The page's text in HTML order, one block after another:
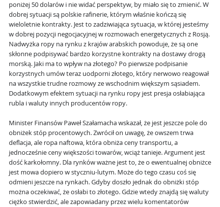
poniżej 50 dolarów i nie widać perspektyw, by miało się to zmienić. W
dobrej sytuacji są polskie rafinerie, którym właśnie kończą się
wieloletnie kontrakty. Jest to zadziwiająca sytuacja, w której jesteśmy
w dobrej pozycji negocjacyjnej w rozmowach energetycznych z Rosją.
Nadwyżka ropy na rynku z krajów arabskich powoduje, że są one
skłonne podpisywać bardzo korzystne kontrakty na dostawy drogą
morską. Jaki ma to wpływ na złotego? Po pierwsze podpisanie
korzystnych umów teraz uodporni złotego, który nerwowo reagował
na wszystkie trudne rozmowy ze wschodnim większym sąsiadem.
Dodatkowym efektem sytuacji na rynku ropy jest presja osłabiająca
rubla i waluty innych producentów ropy.
Minister Finansów Paweł Szałamacha wskazał, że jest jeszcze pole do
obniżek stóp procentowych. Zwrócił on uwagę, że owszem trwa
deflacja, ale ropa naftowa, która obniża ceny transportu, a
jednocześnie ceny większości towarów, wciąż tanieje. Argument jest
dość karkołomny. Dla rynków ważne jest to, że o ewentualnej obniżce
jest mowa dopiero w styczniu-lutym. Może do tego czasu coś się
odmieni jeszcze na rynkach. Gdyby doszło jednak do obniżki stóp
można oczekiwać, że osłabi to złotego. Gdzie wtedy znajdą się waluty
ciężko stwierdzić, ale zapowiadany przez wielu komentatorów